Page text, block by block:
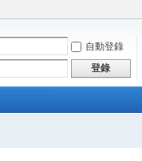
自動登錄
登錄